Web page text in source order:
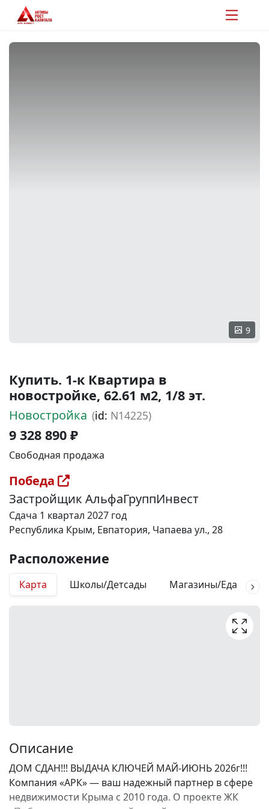
9
Купить. 1-к Квартира в
новостройке, 62.61 м2, 1/8 эт.
Новостройка (id: N14225)
9 328 890 ₽
Свободная продажа
Победа
Застройщик АльфаГруппИнвест
Сдача 1 квартал 2027 год
Республика Крым, Евпатория, Чапаева ул., 28
Расположение
Карта Школы/Детсады Магазины/Еда
Описание
ДОМ СДАН!!! ВЫДАЧА КЛЮЧЕЙ МАЙ-ИЮНЬ 2026г!!!
Компания «АРК» — ваш надежный партнер в сфере
недвижимости Крыма с 2010 года. О проекте ЖК